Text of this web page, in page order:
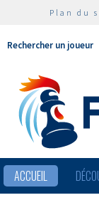
Plan du
Rechercher un joueur
ACCUEIL